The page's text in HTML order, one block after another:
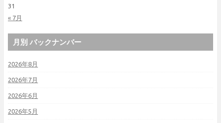
« 7月
31
月別 バックナンバー
2026年8月
2026年7月
2026年6月
2026年5月